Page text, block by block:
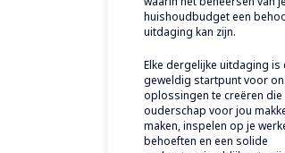
huishoudbudget een
uitdaging kan zijn.
Elke dergelijke uitdaging is
geweldig startpunt voor
oplossingen te creëren die
ouderschap voor jou
maken, inspelen op je
behoeften en een solide